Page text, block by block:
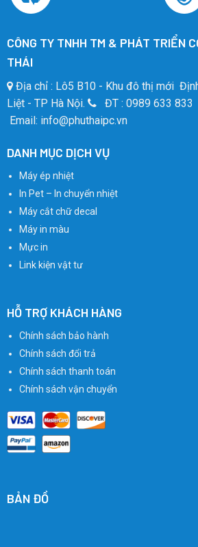
CÔNG TY TNHH TM & PHÁT TRIỂN
THÁI
Địa chỉ : Lô5 B10 - Khu đô thị mới
Liệt - TP Hà Nội.
ĐT : 0989 633
Email: info@phuthaipc.vn
DANH MỤC DỊCH VỤ
Máy ép nhiệt
In Pet – In chuyển nhiệt
Máy cắt chữ decal
Máy in màu
Mực in
Link kiện vật tư
HỖ TRỢ KHÁCH HÀNG
Chính sách bảo hành
Chính sách đổi trả
Chính sách thanh toán
Chính sách vận chuyển
BẢN ĐỒ